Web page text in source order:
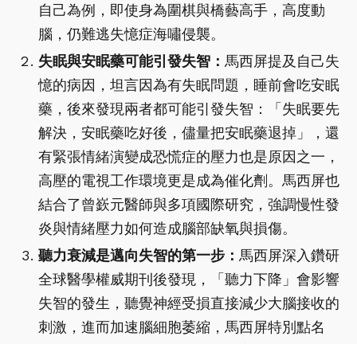
自己為例，即使身為圍棋與橋藝高手，高度動
腦，仍難逃失憶症海嘯侵襲。
失眠與安眠藥可能引發失智： 馬西屏提及自己失
憶的病因，坦言因為有失眠問題，睡前會吃安眠
藥，後來發現兩者都可能引發失智：「失眠要先
解決，安眠藥吃好後，儘量把安眠藥退掉」，還
有緊張情緒演變成恐慌症的壓力也是原因之一，
高壓的電視工作環境更是成為催化劑。馬西屏也
結合了曾嶔元醫師與多項國際研究，強調慢性發
炎與情緒壓力如何造成腦部缺氧與損傷。
聽力衰減是邁向失智的第一步： 馬西屏深入鑽研
全球醫學權威期刊後發現，「聽力下降」會影響
失智的發生，聽覺神經受損直接減少大腦接收的
刺激，進而加速腦細胞萎縮，馬西屏特別點名